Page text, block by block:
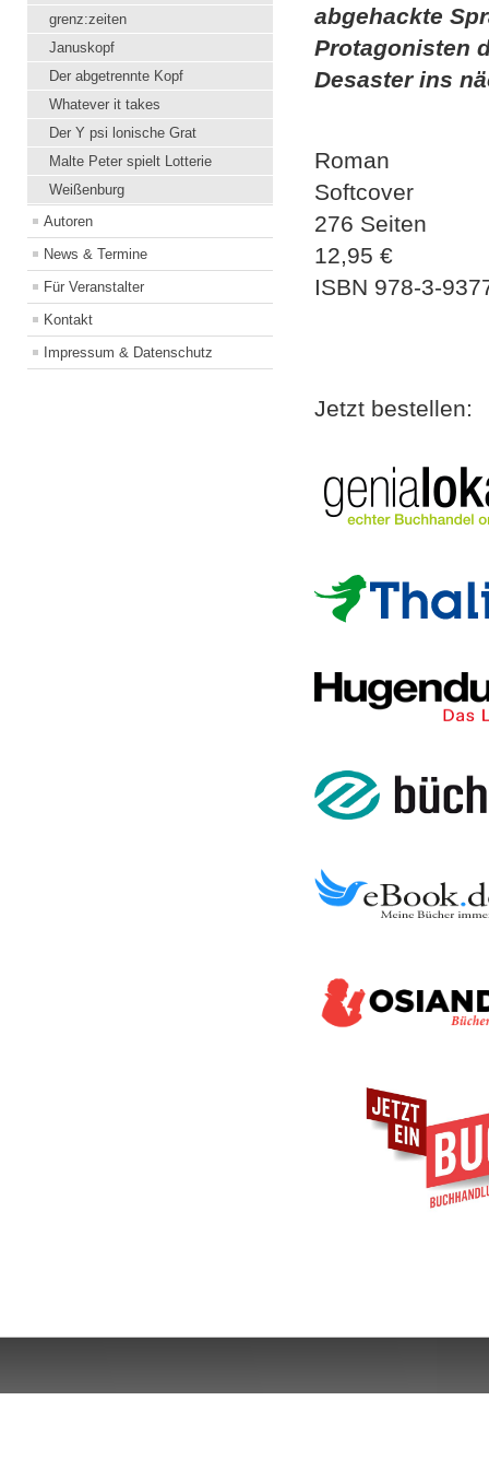
grenz:zeiten
Januskopf
Der abgetrennte Kopf
Whatever it takes
Der Y psi lonische Grat
Malte Peter spielt Lotterie
Weißenburg
Autoren
News & Termine
Für Veranstalter
Kontakt
Impressum & Datenschutz
abgehackte
Protagonisten
Desaster ins
Roman
Softcover
276 Seiten
12,95 €
ISBN 978-3-
Jetzt bestellen: